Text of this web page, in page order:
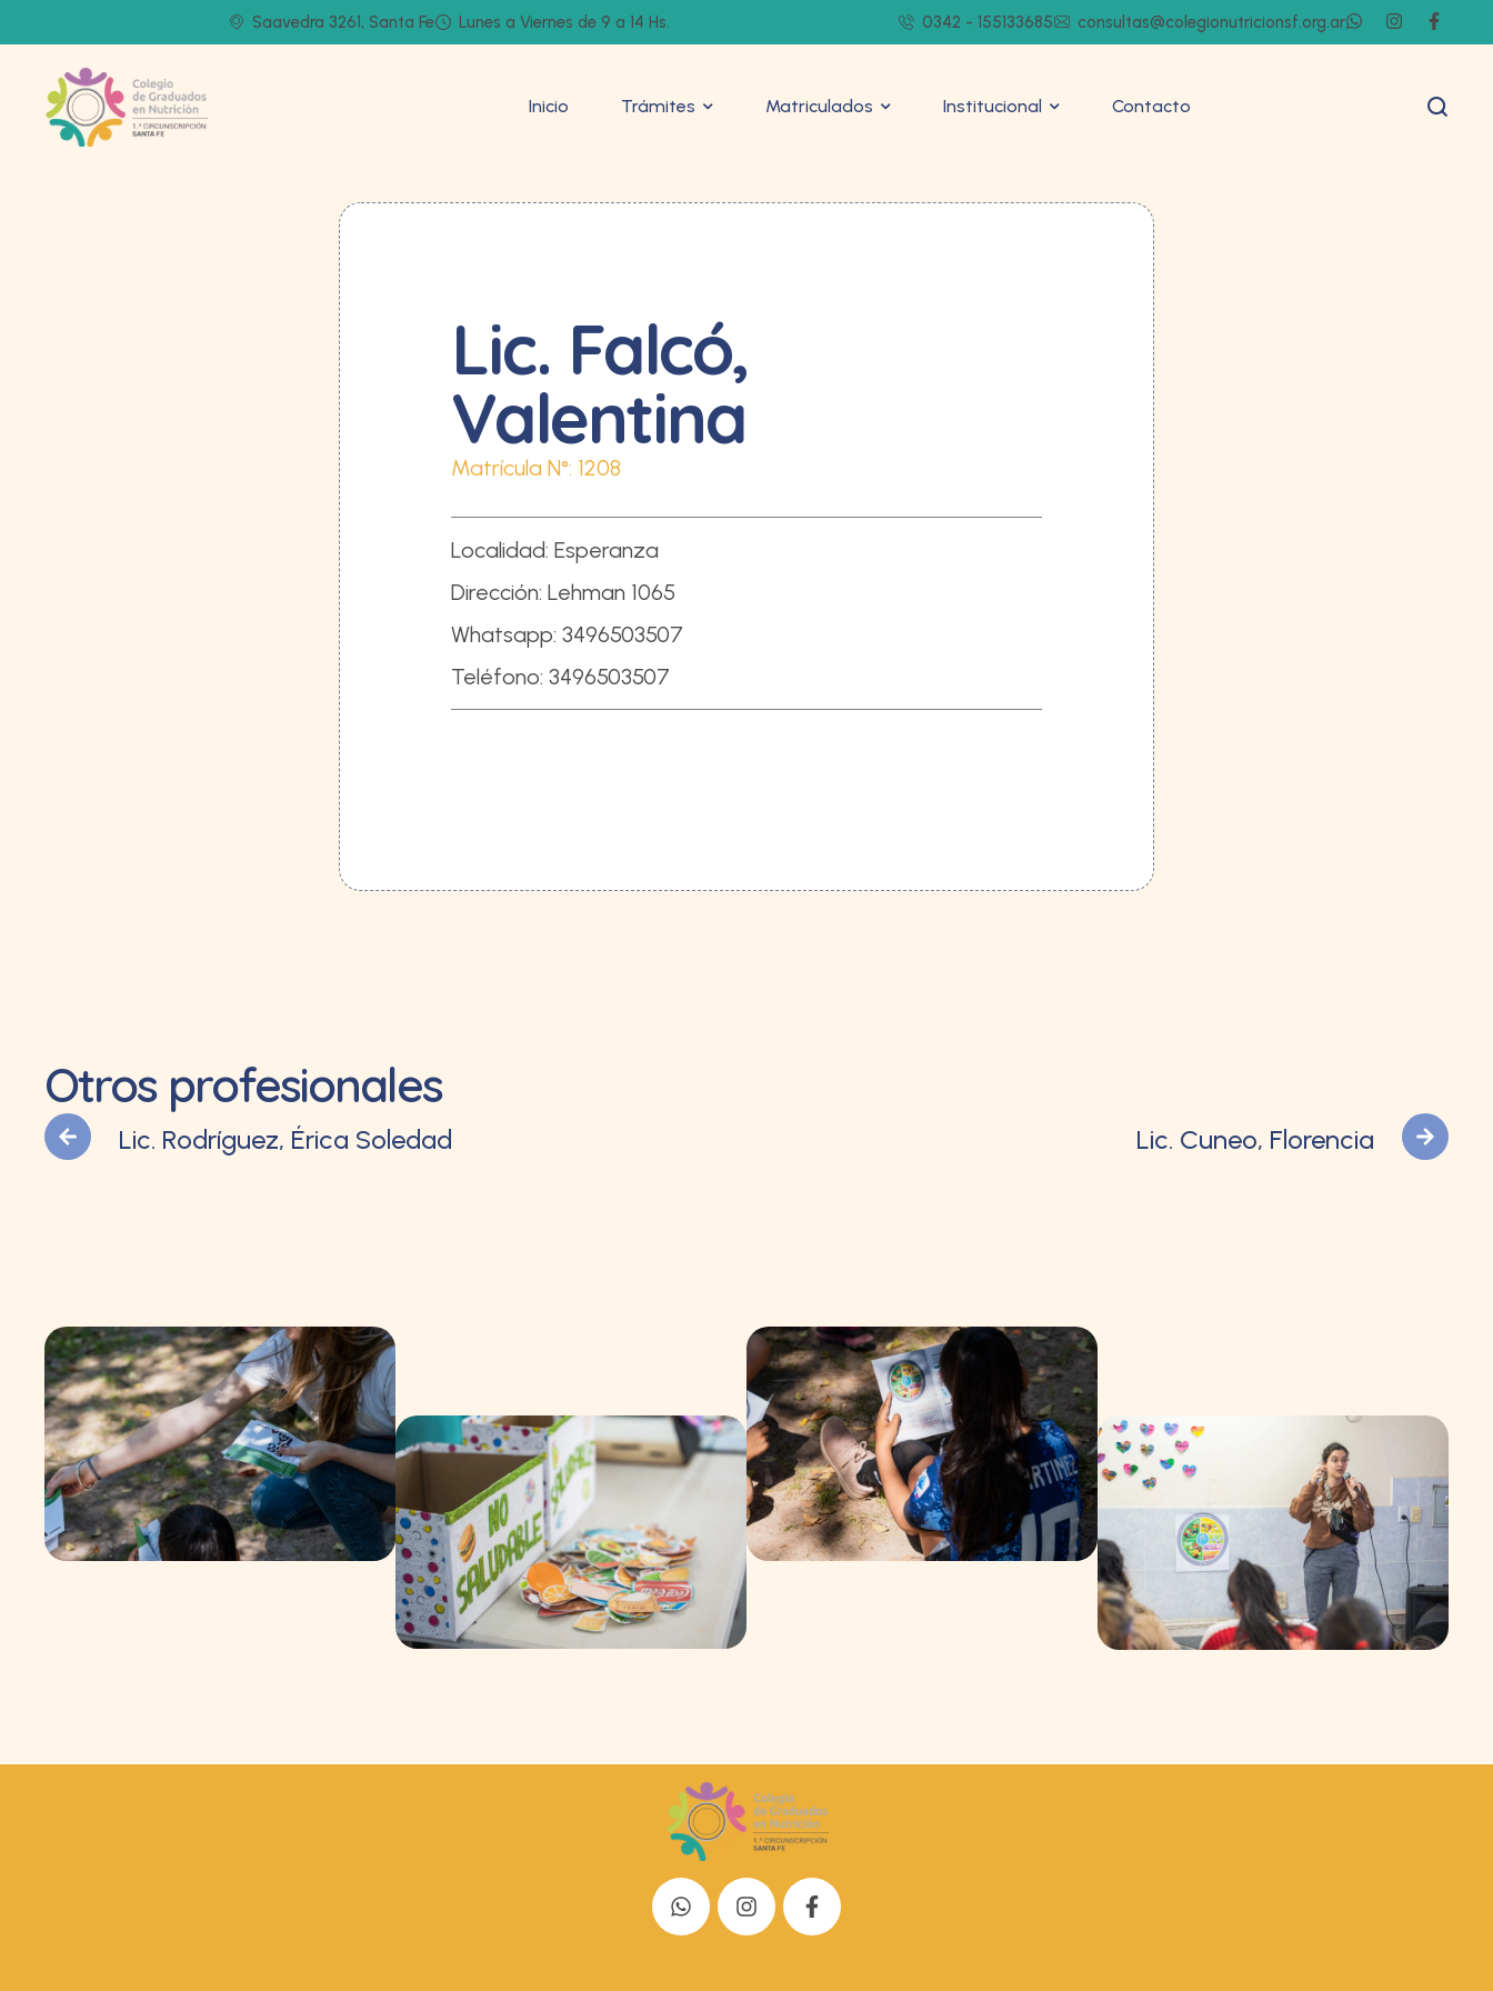
Saavedra 3261, Santa Fe Lunes a Viernes de 9 a 14 Hs. 0342 - 155133685 consultas@colegionutricionsf.org.ar
Inicio Trámites Matriculados Institucional Contacto
Lic. Falcó,
Valentina
Matrícula N°: 1208
Localidad: Esperanza
Dirección: Lehman 1065
Whatsapp: 3496503507
Teléfono: 3496503507
Otros profesionales
Lic. Rodríguez, Érica Soledad Lic. Cuneo, Florencia